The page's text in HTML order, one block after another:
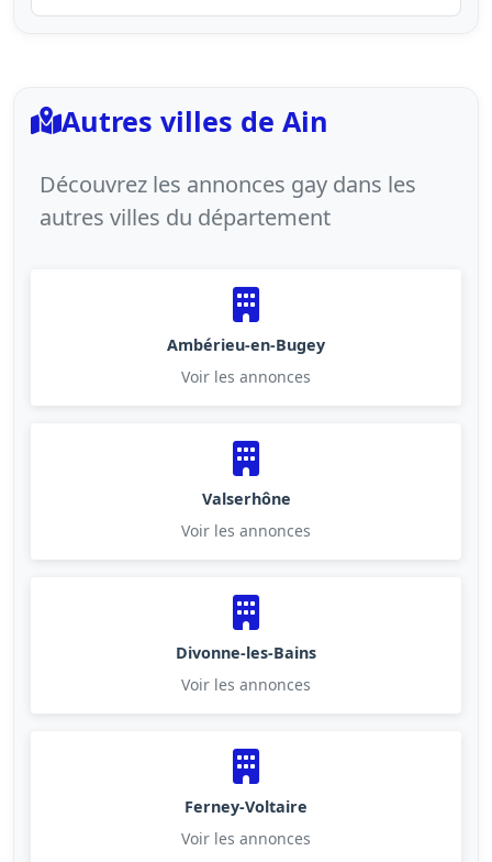
Autres villes de Ain
Découvrez les annonces gay dans les
autres villes du département
Ambérieu-en-Bugey
Voir les annonces
Valserhône
Voir les annonces
Divonne-les-Bains
Voir les annonces
Ferney-Voltaire
Voir les annonces